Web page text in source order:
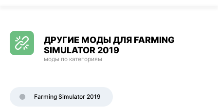
ДРУГИЕ МОДЫ ДЛЯ FARMING
SIMULATOR 2019
моды по категориям
Farming Simulator 2019